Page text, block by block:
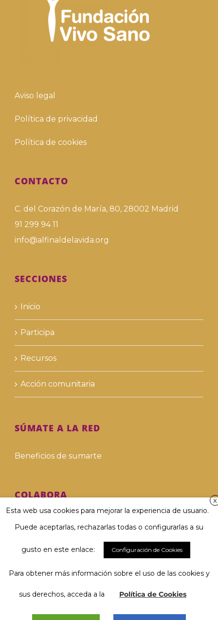
Aviso legal
Política de privacidad
Política de cookies
CONTACTO
C. del Corazón de María, 80, 28002 Madrid
91 299 94 11
info@alfinaldelavida.org
SECCIONES
Inicio
Participa
Recursos
Acción comunitaria
SÚMATE A LA RED
Beneficios de sumarte
COLABORA
Hazte voluntari@
Hazte donante
Involucra a tu empresa
Deja tu legado solidario
X
Esta web usa cookies para mejorar la experiencia de usuario.
Puede aceptarlas, rechazarlas todas o configurarlas a su
gusto en este enlace: Configuración de Cookies
Para obtener más información sobre el uso de las cookies y
sus derechos, acceda a la Política de Cookies
Hablar y ser comprendido/a...